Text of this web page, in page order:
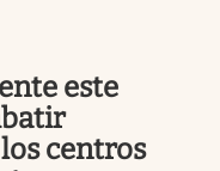
este
centros